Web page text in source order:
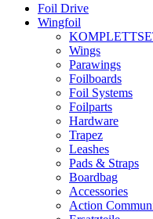
Foil Drive
Wingfoil
Wings
Parawings
Foilboards
Foil Systems
Foilparts
Hardware
Trapez
Leashes
Pads & Straps
Boardbag
Accessories
Action